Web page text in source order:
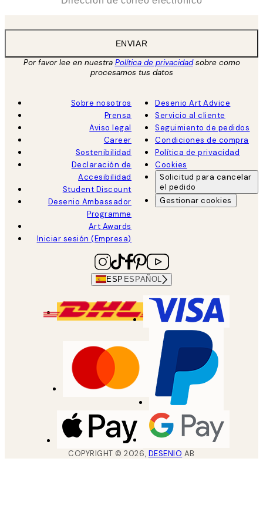
ENVIAR
Por favor lee en nuestra Política de privacidadsobre como
procesamos tus datos
Sobre nosotros
Prensa
Aviso legal
Career
Sostenibilidad
Declaración de
Accesibilidad
Student Discount
Desenio Ambassador
Programme
Art Awards
Iniciar sesión (Empresa)
Desenio Art Advice
Servicio al cliente
Seguimiento de pedidos
Condiciones de compra
Política de privacidad
Cookies
Solicitud para cancelar
el pedido
Gestionar cookies
ESP ESPAÑOL
COPYRIGHT ©2026, DESENIO AB